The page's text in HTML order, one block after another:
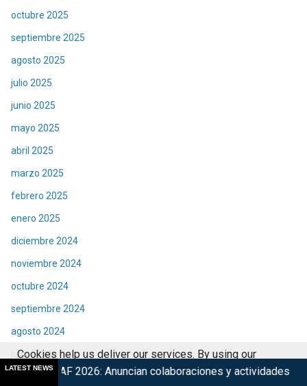
octubre 2025
septiembre 2025
agosto 2025
julio 2025
junio 2025
mayo 2025
abril 2025
marzo 2025
febrero 2025
enero 2025
diciembre 2024
noviembre 2024
octubre 2024
septiembre 2024
agosto 2024
julio 2024
LATEST NEWSAnuncian colaboraciones y actividades de su 15° edición
Cookies help us deliver our services. By using our
services, you agree to our use of cookies.
Got it